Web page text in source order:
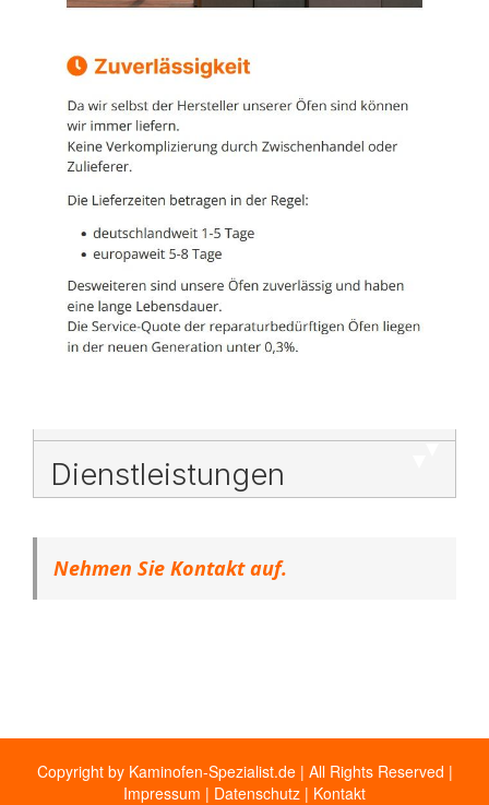
Dienstleistungen
Nehmen Sie Kontakt auf.
Copyright by Kaminofen-Spezialist.de | All Rights Reserved |
Impressum | Datenschutz | Kontakt